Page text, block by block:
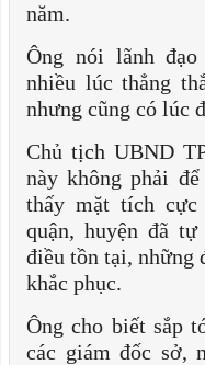
năm.
Ông nói lãnh đạo
nhiều lúc thẳng
nhưng cũng có lúc
Chủ tịch UBND
này không phải
thấy mặt tích cực
quận, huyện đã
điều tồn tại, những
khắc phục.
Ông cho biết sắp
các giám đốc sở,